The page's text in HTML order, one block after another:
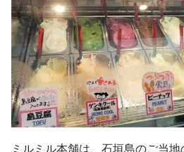
ミルミル本舗は、石垣島のご当